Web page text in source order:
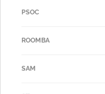
PSOC
ROOMBA
SAM